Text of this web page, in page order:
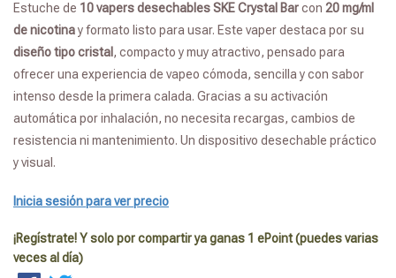
Estuche de 10 vapers desechables SKE Crystal Barcon 20 mg/ml
de nicotinay formato listo para usar. Este vaper destaca por su
diseño tipo cristal , compacto y muy atractivo, pensado para
ofrecer una experiencia de vapeo cómoda, sencilla y con sabor
intenso desde la primera calada. Gracias a su activación
automática por inhalación, no necesita recargas, cambios de
resistencia ni mantenimiento. Un dispositivo desechable práctico
y visual.
Inicia sesión para ver precio
¡Regístrate! Y solo por compartir ya ganas 1 ePoint (puedes varias
veces al día)